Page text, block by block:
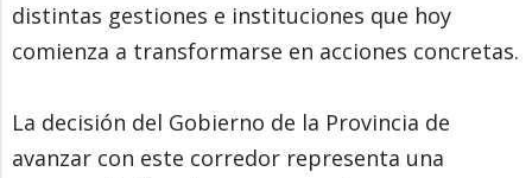
distintas gestiones e instituciones que hoy
comienza a transformarse en acciones concretas.
La decisión del Gobierno de la Provincia de
avanzar con este corredor representa una